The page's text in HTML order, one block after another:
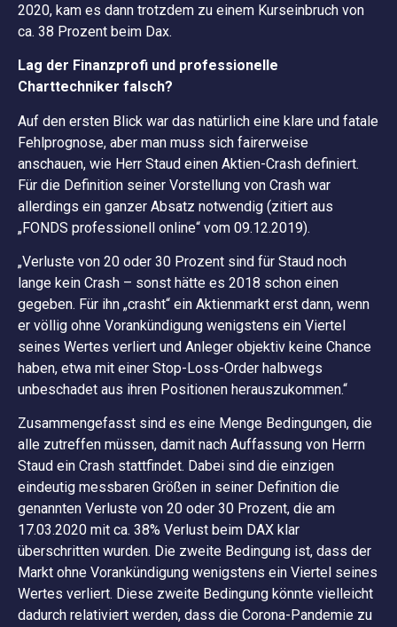
2020, kam es dann trotzdem zu einem Kurseinbruch von
ca. 38 Prozent beim Dax.
Lag der Finanzprofi und professionelle
Charttechniker falsch?
Auf den ersten Blick war das natürlich eine klare und fatale
Fehlprognose, aber man muss sich fairerweise
anschauen, wie Herr Staud einen Aktien-Crash definiert.
Für die Definition seiner Vorstellung von Crash war
allerdings ein ganzer Absatz notwendig (zitiert aus
„FONDS professionell online“ vom 09.12.2019).
„Verluste von 20 oder 30 Prozent sind für Staud noch
lange kein Crash – sonst hätte es 2018 schon einen
gegeben. Für ihn „crasht“ ein Aktienmarkt erst dann, wenn
er völlig ohne Vorankündigung wenigstens ein Viertel
seines Wertes verliert und Anleger objektiv keine Chance
haben, etwa mit einer Stop-Loss-Order halbwegs
unbeschadet aus ihren Positionen herauszukommen.“
Zusammengefasst sind es eine Menge Bedingungen, die
alle zutreffen müssen, damit nach Auffassung von Herrn
Staud ein Crash stattfindet. Dabei sind die einzigen
eindeutig messbaren Größen in seiner Definition die
genannten Verluste von 20 oder 30 Prozent, die am
17.03.2020 mit ca. 38% Verlust beim DAX klar
überschritten wurden. Die zweite Bedingung ist, dass der
Markt ohne Vorankündigung wenigstens ein Viertel seines
Wertes verliert. Diese zweite Bedingung könnte vielleicht
dadurch relativiert werden, dass die Corona-Pandemie zu